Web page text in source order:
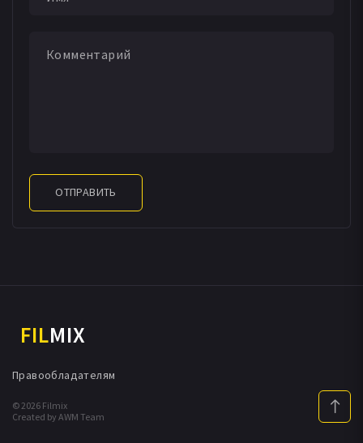
ОТПРАВИТЬ
FILMIX
© 2026 Filmix
Created by AWM Team
Правообладателям